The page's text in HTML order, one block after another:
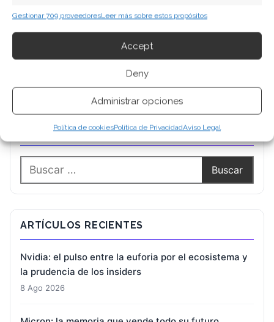
Gestionar 709 proveedoresLeer más sobre estos propósitos
Accept
Deny
Administrar opciones
Política de cookiesPolítica de PrivacidadAviso Legal
BUSCAR
ARTÍCULOS RECIENTES
Nvidia: el pulso entre la euforia por el ecosistema y
la prudencia de los insiders
8 Ago 2026